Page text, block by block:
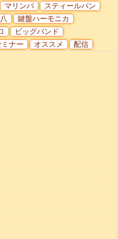
マリンバ
スティールパン
鍵盤ハーモニカ
ビッグバンド
ナー オススメ 配信